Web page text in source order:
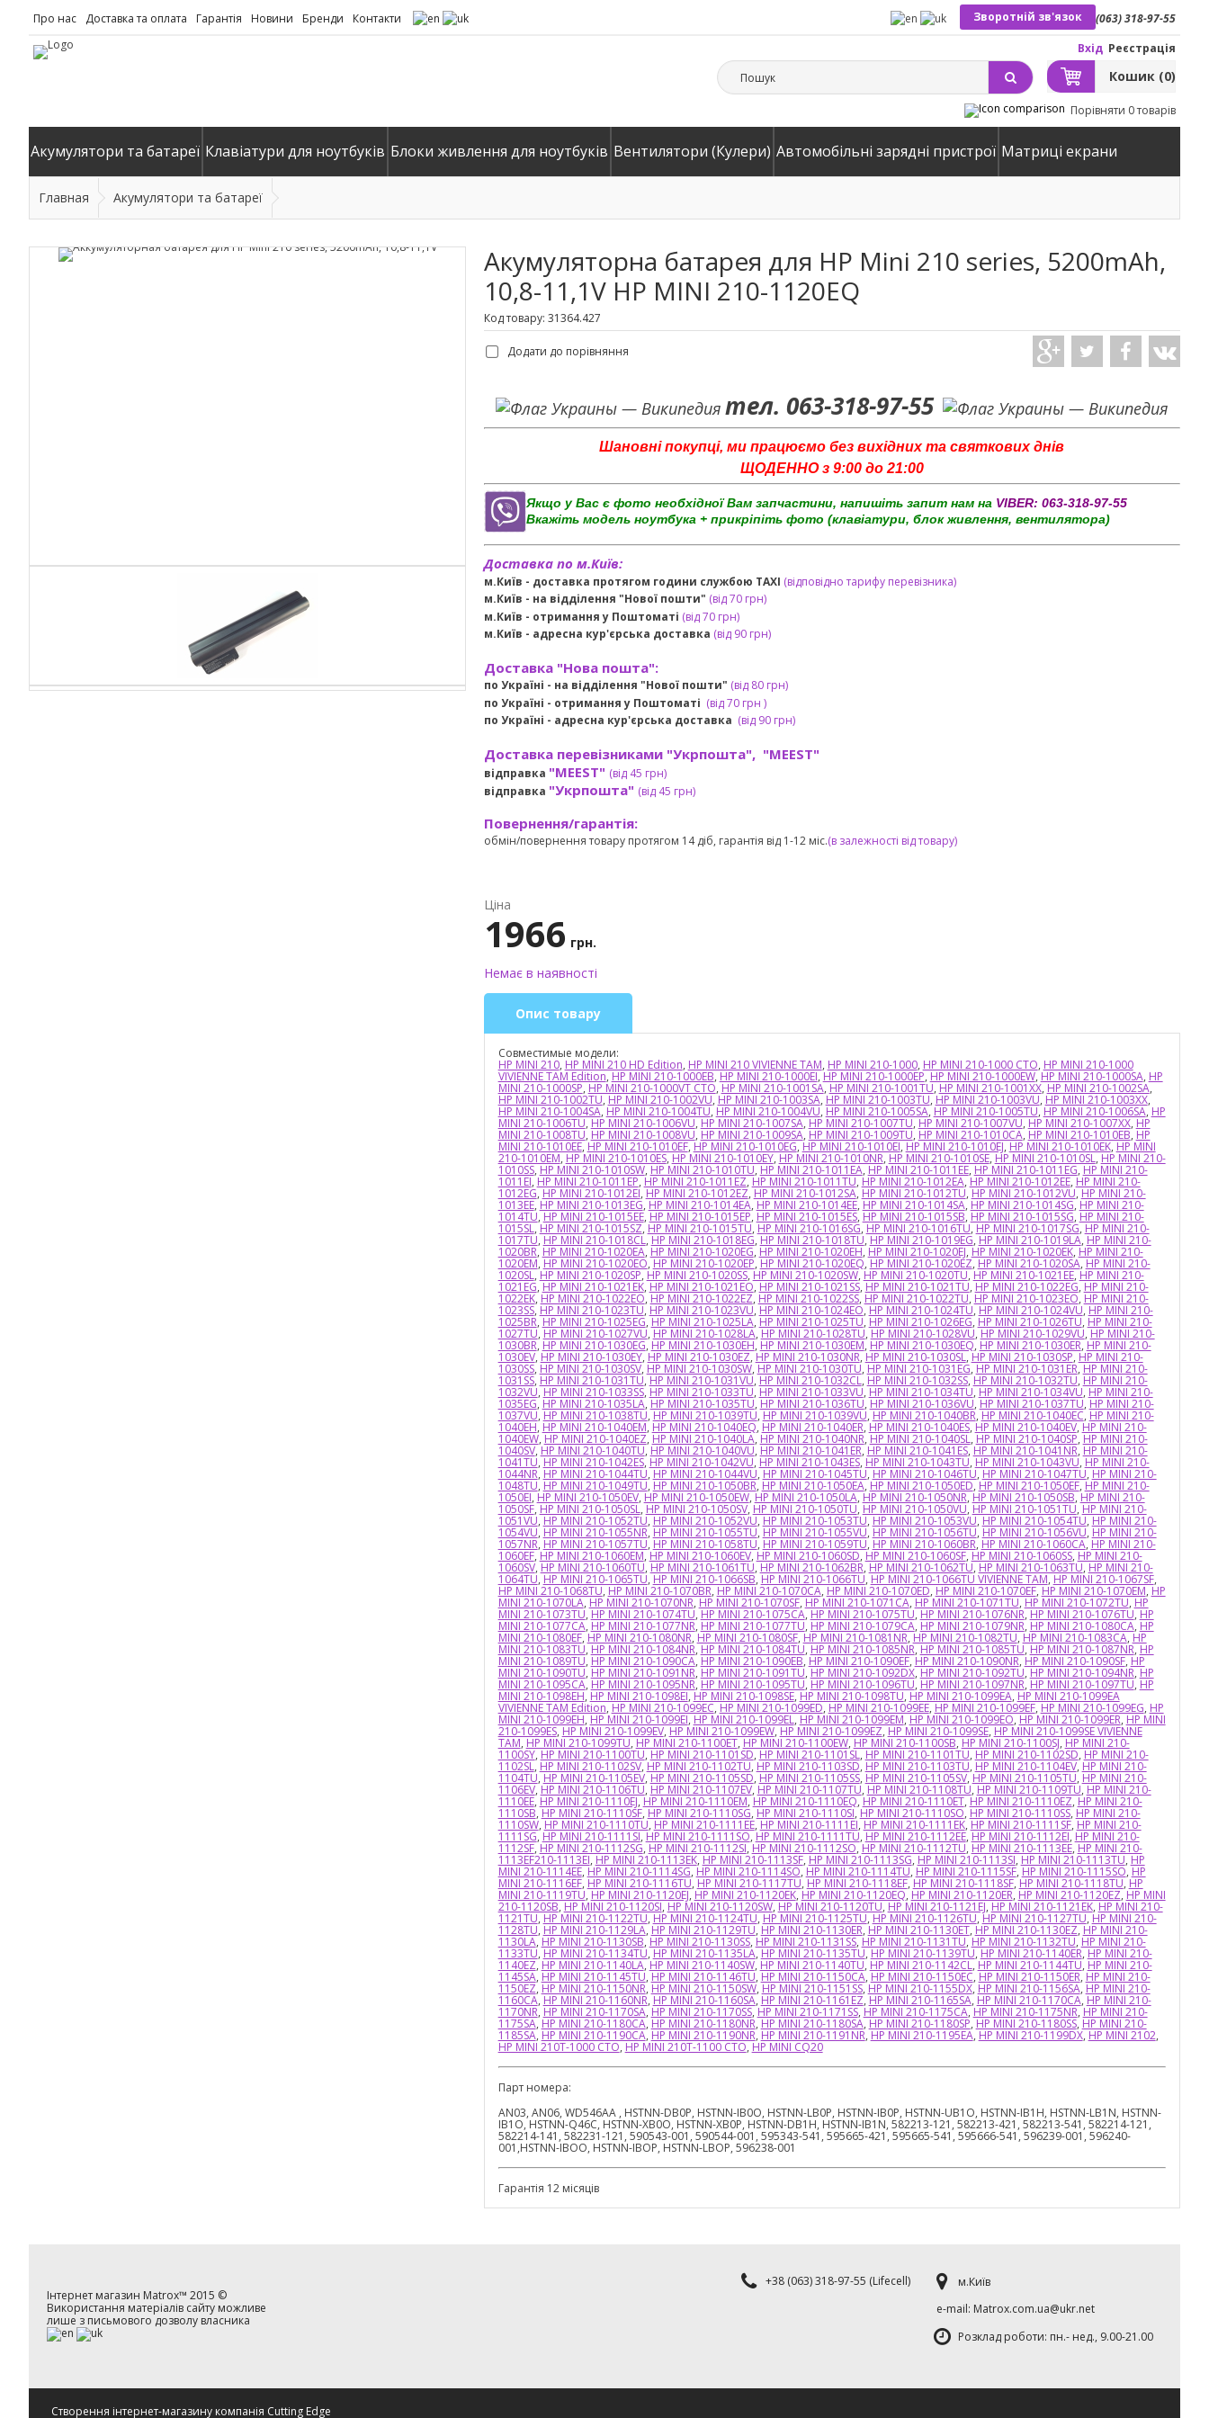
Про нас Доставка та оплата Гарантія Новини Бренди Контакти (063) 318-97-55
Зворотній зв'язок
Вхід Реєстрація
Кошик (0)
Порівняти 0 товарів
Акумулятори та батареї Клавіатури для ноутбуків Блоки живлення для ноутбуків Вентилятори (Кулери) Автомобільні зарядні пристрої Матриці екрани
Главная Акумулятори та батареї
Акумуляторна батарея для HP Mini 210 series, 5200mAh,
10,8-11,1V HP MINI 210-1120EQ
Код товару: 31364.427
Додати до порівняння
тел. 063-318-97-55
Шановні покупці, ми працюємо без вихідних та святкових днів
ЩОДЕННО з 9:00 до 21:00
Якщо у Вас є фото необхідної Вам запчастини, напишіть запит нам на VIBER: 063-318-97-55
Вкажіть модель ноутбука + прикріпіть фото (клавіатури, блок живлення, вентилятора)
Доставка по м.Київ:
м.Київ - доставка протягом години службою TAXI (відповідно тарифу перевізника)
м.Київ - на відділення "Нової пошти" (від 70 грн)
м.Київ - отримання у Поштоматі (від 70 грн)
м.Київ - адресна кур'єрська доставка (від90 грн)
Доставка "Нова пошта":
по Україні - на відділення "Нової пошти" (від 80 грн)
по Україні - отримання у Поштоматі (від 70 грн )
по Україні - адресна кур'єрська доставка (від90 грн)
Доставка перевізниками "Укрпошта", "MEEST"
відправка "MEEST" (від 45 грн)
відправка "Укрпошта" (від 45 грн)
Повернення/гарантія:
обмін/повернення товару протягом 14 діб, гарантія від 1-12 міс.(в залежності від товару)
Ціна
1966 грн.
Немає в наявності
Опис товару
Совместимые модели:
HP MINI 210, HP MINI 210 HD Edition, HP MINI 210 VIVIENNE TAM, HP MINI 210-1000, HP MINI 210-1000 CTO, HP MINI 210-1000
VIVIENNE TAM Edition, HP MINI 210-1000EB, HP MINI 210-1000EI, HP MINI 210-1000EP, HP MINI 210-1000EW, HP MINI 210-1000SA, HP
MINI 210-1000SP, HP MINI 210-1000VT CTO, HP MINI 210-1001SA, HP MINI 210-1001TU, HP MINI 210-1001XX, HP MINI 210-1002SA,
HP MINI 210-1002TU, HP MINI 210-1002VU, HP MINI 210-1003SA, HP MINI 210-1003TU, HP MINI 210-1003VU, HP MINI 210-1003XX,
HP MINI 210-1004SA, HP MINI 210-1004TU, HP MINI 210-1004VU, HP MINI 210-1005SA, HP MINI 210-1005TU, HP MINI 210-1006SA, HP
MINI 210-1006TU, HP MINI 210-1006VU, HP MINI 210-1007SA, HP MINI 210-1007TU, HP MINI 210-1007VU, HP MINI 210-1007XX, HP
MINI 210-1008TU, HP MINI 210-1008VU, HP MINI 210-1009SA, HP MINI 210-1009TU, HP MINI 210-1010CA, HP MINI 210-1010EB, HP
MINI 210-1010EE, HP MINI 210-1010EF, HP MINI 210-1010EG, HP MINI 210-1010EI, HP MINI 210-1010EJ, HP MINI 210-1010EK, HP MINI
210-1010EM, HP MINI 210-1010ES, HP MINI 210-1010EY, HP MINI 210-1010NR, HP MINI 210-1010SE, HP MINI 210-1010SL, HP MINI 210-
1010SS, HP MINI 210-1010SW, HP MINI 210-1010TU, HP MINI 210-1011EA, HP MINI 210-1011EE, HP MINI 210-1011EG, HP MINI 210-
1011EI, HP MINI 210-1011EP, HP MINI 210-1011EZ, HP MINI 210-1011TU, HP MINI 210-1012EA, HP MINI 210-1012EE, HP MINI 210-
1012EG, HP MINI 210-1012EI, HP MINI 210-1012EZ, HP MINI 210-1012SA, HP MINI 210-1012TU, HP MINI 210-1012VU, HP MINI 210-
1013EE, HP MINI 210-1013EG, HP MINI 210-1014EA, HP MINI 210-1014EE, HP MINI 210-1014SA, HP MINI 210-1014SG, HP MINI 210-
1014TU, HP MINI 210-1015EE, HP MINI 210-1015EP, HP MINI 210-1015ES, HP MINI 210-1015SB, HP MINI 210-1015SG, HP MINI 210-
1015SL, HP MINI 210-1015SZ, HP MINI 210-1015TU, HP MINI 210-1016SG, HP MINI 210-1016TU, HP MINI 210-1017SG, HP MINI 210-
1017TU, HP MINI 210-1018CL, HP MINI 210-1018EG, HP MINI 210-1018TU, HP MINI 210-1019EG, HP MINI 210-1019LA, HP MINI 210-
1020BR, HP MINI 210-1020EA, HP MINI 210-1020EG, HP MINI 210-1020EH, HP MINI 210-1020EJ, HP MINI 210-1020EK, HP MINI 210-
1020EM, HP MINI 210-1020EO, HP MINI 210-1020EP, HP MINI 210-1020EQ, HP MINI 210-1020EZ, HP MINI 210-1020SA, HP MINI 210-
1020SL, HP MINI 210-1020SP, HP MINI 210-1020SS, HP MINI 210-1020SW, HP MINI 210-1020TU, HP MINI 210-1021EE, HP MINI 210-
1021EG, HP MINI 210-1021EK, HP MINI 210-1021EO, HP MINI 210-1021SS, HP MINI 210-1021TU, HP MINI 210-1022EG, HP MINI 210-
1022EK, HP MINI 210-1022EO, HP MINI 210-1022EZ, HP MINI 210-1022SS, HP MINI 210-1022TU, HP MINI 210-1023EO, HP MINI 210-
1023SS, HP MINI 210-1023TU, HP MINI 210-1023VU, HP MINI 210-1024EO, HP MINI 210-1024TU, HP MINI 210-1024VU, HP MINI 210-
1025BR, HP MINI 210-1025EG, HP MINI 210-1025LA, HP MINI 210-1025TU, HP MINI 210-1026EG, HP MINI 210-1026TU, HP MINI 210-
1027TU, HP MINI 210-1027VU, HP MINI 210-1028LA, HP MINI 210-1028TU, HP MINI 210-1028VU, HP MINI 210-1029VU, HP MINI 210-
1030BR, HP MINI 210-1030EG, HP MINI 210-1030EH, HP MINI 210-1030EM, HP MINI 210-1030EQ, HP MINI 210-1030ER, HP MINI 210-
1030EV, HP MINI 210-1030EY, HP MINI 210-1030EZ, HP MINI 210-1030NR, HP MINI 210-1030SL, HP MINI 210-1030SP, HP MINI 210-
1030SS, HP MINI 210-1030SV, HP MINI 210-1030SW, HP MINI 210-1030TU, HP MINI 210-1031EG, HP MINI 210-1031ER, HP MINI 210-
1031SS, HP MINI 210-1031TU, HP MINI 210-1031VU, HP MINI 210-1032CL, HP MINI 210-1032SS, HP MINI 210-1032TU, HP MINI 210-
1032VU, HP MINI 210-1033SS, HP MINI 210-1033TU, HP MINI 210-1033VU, HP MINI 210-1034TU, HP MINI 210-1034VU, HP MINI 210-
1035EG, HP MINI 210-1035LA, HP MINI 210-1035TU, HP MINI 210-1036TU, HP MINI 210-1036VU, HP MINI 210-1037TU, HP MINI 210-
1037VU, HP MINI 210-1038TU, HP MINI 210-1039TU, HP MINI 210-1039VU, HP MINI 210-1040BR, HP MINI 210-1040EC, HP MINI 210-
1040EH, HP MINI 210-1040EM, HP MINI 210-1040EQ, HP MINI 210-1040ER, HP MINI 210-1040ES, HP MINI 210-1040EV, HP MINI 210-
1040EW, HP MINI 210-1040EZ, HP MINI 210-1040LA, HP MINI 210-1040NR, HP MINI 210-1040SL, HP MINI 210-1040SP, HP MINI 210-
1040SV, HP MINI 210-1040TU, HP MINI 210-1040VU, HP MINI 210-1041ER, HP MINI 210-1041ES, HP MINI 210-1041NR, HP MINI 210-
1041TU, HP MINI 210-1042ES, HP MINI 210-1042VU, HP MINI 210-1043ES, HP MINI 210-1043TU, HP MINI 210-1043VU, HP MINI 210-
1044NR, HP MINI 210-1044TU, HP MINI 210-1044VU, HP MINI 210-1045TU, HP MINI 210-1046TU, HP MINI 210-1047TU, HP MINI 210-
1048TU, HP MINI 210-1049TU, HP MINI 210-1050BR, HP MINI 210-1050EA, HP MINI 210-1050ED, HP MINI 210-1050EF, HP MINI 210-
1050EI, HP MINI 210-1050EV, HP MINI 210-1050EW, HP MINI 210-1050LA, HP MINI 210-1050NR, HP MINI 210-1050SB, HP MINI 210-
1050SF, HP MINI 210-1050SL, HP MINI 210-1050SV, HP MINI 210-1050TU, HP MINI 210-1050VU, HP MINI 210-1051TU, HP MINI 210-
1051VU, HP MINI 210-1052TU, HP MINI 210-1052VU, HP MINI 210-1053TU, HP MINI 210-1053VU, HP MINI 210-1054TU, HP MINI 210-
1054VU, HP MINI 210-1055NR, HP MINI 210-1055TU, HP MINI 210-1055VU, HP MINI 210-1056TU, HP MINI 210-1056VU, HP MINI 210-
1057NR, HP MINI 210-1057TU, HP MINI 210-1058TU, HP MINI 210-1059TU, HP MINI 210-1060BR, HP MINI 210-1060CA, HP MINI 210-
1060EF, HP MINI 210-1060EM, HP MINI 210-1060EV, HP MINI 210-1060SD, HP MINI 210-1060SF, HP MINI 210-1060SS, HP MINI 210-
1060SV, HP MINI 210-1060TU, HP MINI 210-1061TU, HP MINI 210-1062BR, HP MINI 210-1062TU, HP MINI 210-1063TU, HP MINI 210-
1064TU, HP MINI 210-1065TU, HP MINI 210-1066SB, HP MINI 210-1066TU, HP MINI 210-1066TU VIVIENNE TAM, HP MINI 210-1067SF,
HP MINI 210-1068TU, HP MINI 210-1070BR, HP MINI 210-1070CA, HP MINI 210-1070ED, HP MINI 210-1070EF, HP MINI 210-1070EM, HP
MINI 210-1070LA, HP MINI 210-1070NR, HP MINI 210-1070SF, HP MINI 210-1071CA, HP MINI 210-1071TU, HP MINI 210-1072TU, HP
MINI 210-1073TU, HP MINI 210-1074TU, HP MINI 210-1075CA, HP MINI 210-1075TU, HP MINI 210-1076NR, HP MINI 210-1076TU, HP
MINI 210-1077CA, HP MINI 210-1077NR, HP MINI 210-1077TU, HP MINI 210-1079CA, HP MINI 210-1079NR, HP MINI 210-1080CA, HP
MINI 210-1080EF, HP MINI 210-1080NR, HP MINI 210-1080SF, HP MINI 210-1081NR, HP MINI 210-1082TU, HP MINI 210-1083CA, HP
MINI 210-1083TU, HP MINI 210-1084NR, HP MINI 210-1084TU, HP MINI 210-1085NR, HP MINI 210-1085TU, HP MINI 210-1087NR, HP
MINI 210-1089TU, HP MINI 210-1090CA, HP MINI 210-1090EB, HP MINI 210-1090EF, HP MINI 210-1090NR, HP MINI 210-1090SF, HP
MINI 210-1090TU, HP MINI 210-1091NR, HP MINI 210-1091TU, HP MINI 210-1092DX, HP MINI 210-1092TU, HP MINI 210-1094NR, HP
MINI 210-1095CA, HP MINI 210-1095NR, HP MINI 210-1095TU, HP MINI 210-1096TU, HP MINI 210-1097NR, HP MINI 210-1097TU, HP
MINI 210-1098EH, HP MINI 210-1098EI, HP MINI 210-1098SE, HP MINI 210-1098TU, HP MINI 210-1099EA, HP MINI 210-1099EA
VIVIENNE TAM Edition, HP MINI 210-1099EC, HP MINI 210-1099ED, HP MINI 210-1099EE, HP MINI 210-1099EF, HP MINI 210-1099EG, HP
MINI 210-1099EH, HP MINI 210-1099EI, HP MINI 210-1099EL, HP MINI 210-1099EM, HP MINI 210-1099EO, HP MINI 210-1099ER, HP MINI
210-1099ES, HP MINI 210-1099EV, HP MINI 210-1099EW, HP MINI 210-1099EZ, HP MINI 210-1099SE, HP MINI 210-1099SE VIVIENNE
TAM, HP MINI 210-1099TU, HP MINI 210-1100ET, HP MINI 210-1100EW, HP MINI 210-1100SB, HP MINI 210-1100SJ, HP MINI 210-
1100SY, HP MINI 210-1100TU, HP MINI 210-1101SD, HP MINI 210-1101SL, HP MINI 210-1101TU, HP MINI 210-1102SD, HP MINI 210-
1102SL, HP MINI 210-1102SV, HP MINI 210-1102TU, HP MINI 210-1103SD, HP MINI 210-1103TU, HP MINI 210-1104EV, HP MINI 210-
1104TU, HP MINI 210-1105EV, HP MINI 210-1105SD, HP MINI 210-1105SS, HP MINI 210-1105SV, HP MINI 210-1105TU, HP MINI 210-
1106EV, HP MINI 210-1106TU, HP MINI 210-1107EV, HP MINI 210-1107TU, HP MINI 210-1108TU, HP MINI 210-1109TU, HP MINI 210-
1110EE, HP MINI 210-1110EJ, HP MINI 210-1110EM, HP MINI 210-1110EQ, HP MINI 210-1110ET, HP MINI 210-1110EZ, HP MINI 210-
1110SB, HP MINI 210-1110SF, HP MINI 210-1110SG, HP MINI 210-1110SI, HP MINI 210-1110SO, HP MINI 210-1110SS, HP MINI 210-
1110SW, HP MINI 210-1110TU, HP MINI 210-1111EE, HP MINI 210-1111EI, HP MINI 210-1111EK, HP MINI 210-1111SF, HP MINI 210-
1111SG, HP MINI 210-1111SI, HP MINI 210-1111SO, HP MINI 210-1111TU, HP MINI 210-1112EE, HP MINI 210-1112EI, HP MINI 210-
1112SF, HP MINI 210-1112SG, HP MINI 210-1112SI, HP MINI 210-1112SO, HP MINI 210-1112TU, HP MINI 210-1113EE, HP MINI 210-
1113EF210-1113EI, HP MINI 210-1113EK, HP MINI 210-1113SF, HP MINI 210-1113SG, HP MINI 210-1113SI, HP MINI 210-1113TU, HP
MINI 210-1114EE, HP MINI 210-1114SG, HP MINI 210-1114SO, HP MINI 210-1114TU, HP MINI 210-1115SF, HP MINI 210-1115SO, HP
MINI 210-1116EF, HP MINI 210-1116TU, HP MINI 210-1117TU, HP MINI 210-1118EF, HP MINI 210-1118SF, HP MINI 210-1118TU, HP
MINI 210-1119TU, HP MINI 210-1120EJ, HP MINI 210-1120EK, HP MINI 210-1120EQ, HP MINI 210-1120ER, HP MINI 210-1120EZ, HP MINI
210-1120SB, HP MINI 210-1120SI, HP MINI 210-1120SW, HP MINI 210-1120TU, HP MINI 210-1121EJ, HP MINI 210-1121EK, HP MINI 210-
1121TU, HP MINI 210-1122TU, HP MINI 210-1124TU, HP MINI 210-1125TU, HP MINI 210-1126TU,HP MINI 210-1127TU, HP MINI 210-
1128TU, HP MINI 210-1129LA, HP MINI 210-1129TU, HP MINI 210-1130ER, HP MINI 210-1130ET, HP MINI 210-1130EZ, HP MINI 210-
1130LA, HP MINI 210-1130SB, HP MINI 210-1130SS, HP MINI 210-1131SS, HP MINI 210-1131TU, HP MINI 210-1132TU, HP MINI 210-
1133TU, HP MINI 210-1134TU, HP MINI 210-1135LA, HP MINI 210-1135TU, HP MINI 210-1139TU, HP MINI 210-1140ER, HP MINI 210-
1140EZ, HP MINI 210-1140LA, HP MINI 210-1140SW, HP MINI 210-1140TU, HP MINI 210-1142CL, HP MINI 210-1144TU, HP MINI 210-
1145SA, HP MINI 210-1145TU, HP MINI 210-1146TU, HP MINI 210-1150CA, HP MINI 210-1150EC, HP MINI 210-1150ER, HP MINI 210-
1150EZ, HP MINI 210-1150NR, HP MINI 210-1150SW, HP MINI 210-1151SS, HP MINI 210-1155DX, HP MINI 210-1156SA, HP MINI 210-
1160CA, HP MINI 210-1160NR, HP MINI 210-1160SA, HP MINI 210-1161EZ, HP MINI 210-1165SA, HP MINI 210-1170CA, HP MINI 210-
1170NR, HP MINI 210-1170SA, HP MINI 210-1170SS, HP MINI 210-1171SS, HP MINI 210-1175CA, HP MINI 210-1175NR, HP MINI 210-
1175SA, HP MINI 210-1180CA, HP MINI 210-1180NR, HP MINI 210-1180SA, HP MINI 210-1180SP, HP MINI 210-1180SS, HP MINI 210-
1185SA, HP MINI 210-1190CA, HP MINI 210-1190NR, HP MINI 210-1191NR, HP MINI 210-1195EA, HP MINI 210-1199DX, HP MINI 2102,
HP MINI 210T-1000 CTO, HP MINI 210T-1100 CTO, HP MINI CQ20
Парт номера:
AN03, AN06, WD546AA , HSTNN-DB0P, HSTNN-IB0O, HSTNN-LB0P, HSTNN-IB0P, HSTNN-UB1O, HSTNN-IB1H, HSTNN-LB1N, HSTNN-
IB1O, HSTNN-Q46C, HSTNN-XB0O, HSTNN-XB0P, HSTNN-DB1H, HSTNN-IB1N, 582213-121, 582213-421, 582213-541, 582214-121,
582214-141, 582231-121, 590543-001, 590544-001, 595343-541, 595665-421, 595665-541, 595666-541, 596239-001, 596240-
001,HSTNN-IBOO, HSTNN-IBOP, HSTNN-LBOP, 596238-001
Гарантія 12 місяців
Інтернет магазин Matrox™ 2015 ©
Використання матеріалів сайту можливе
лише з письмового дозволу власника
+38 (063) 318-97-55 (Lifecell)
м.Київ
е-mаil: Matrox.com.ua@ukr.net
Розклад роботи: пн.- нед., 9.00-21.00
Cтворення інтернет-магазину компанія Cutting Edge